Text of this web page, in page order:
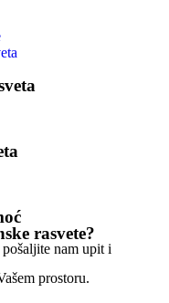
rasvete?
nam upit i
prostoru.